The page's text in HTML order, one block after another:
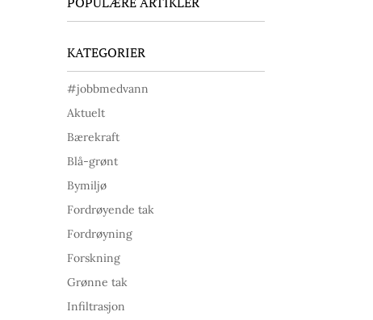
KATEGORIER
#jobbmedvann
Aktuelt
Bærekraft
Blå-grønt
Bymiljø
Fordrøyende tak
Fordrøyning
Forskning
Grønne tak
Infiltrasjon